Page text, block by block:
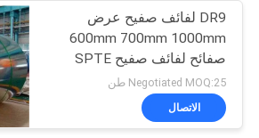
14
DR9 لفائف صفيح عرض
600mm 700mm 1000mm
صفائح لفائف صفيح SPTE
TFS
Negotiated MOQ:25 طن
الاتصال